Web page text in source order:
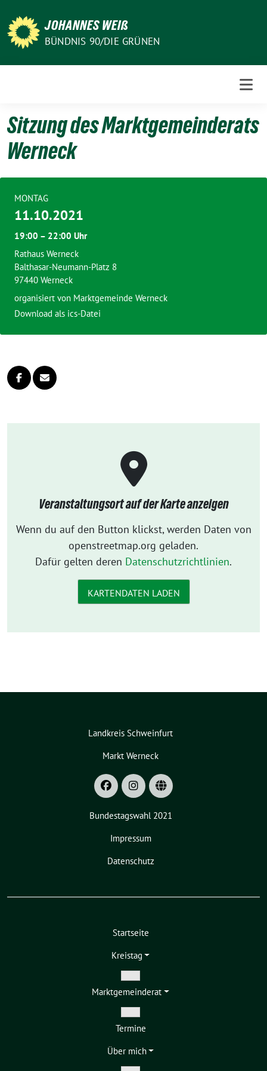
zum
Inhalt
JOHANNES WEIß
BÜNDNIS 90/DIE GRÜNEN
Sitzung des Marktgemeinderats
Werneck
MONTAG
11.10.2021
19:00 – 22:00 Uhr
Rathaus Werneck
Balthasar-Neumann-Platz 8
97440 Werneck
organisiert von Marktgemeinde Werneck
Download als ics-Datei
Veranstaltungsort auf der Karte anzeigen
Wenn du auf den Button klickst, werden Daten von
openstreetmap.org geladen.
Dafür gelten deren Datenschutzrichtlinien.
KARTENDATEN LADEN
Landkreis Schweinfurt
Markt Werneck
Bundestagswahl 2021
Impressum
Datenschutz
Startseite
Kreistag
Zeige
Untermenü
Markt­gemeinderat
Zeige
Untermenü
Termine
Über mich